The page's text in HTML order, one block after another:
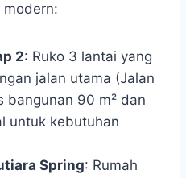
2: Ruko 3 lantai yang
jalan utama (Jalan
bangunan 90 m² dan
untuk kebutuhan
Spring: Rumah